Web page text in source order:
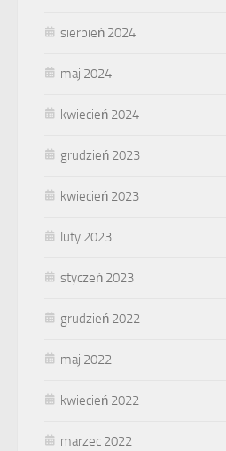
sierpień 2024
maj 2024
kwiecień 2024
grudzień 2023
kwiecień 2023
luty 2023
styczeń 2023
grudzień 2022
maj 2022
kwiecień 2022
marzec 2022